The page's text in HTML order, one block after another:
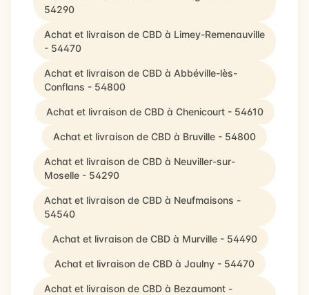
54290
Achat et livraison de CBD à Limey-Remenauville
- 54470
Achat et livraison de CBD à Abbéville-lès-
Conflans - 54800
Achat et livraison de CBD à Chenicourt - 54610
Achat et livraison de CBD à Bruville - 54800
Achat et livraison de CBD à Neuviller-sur-
Moselle - 54290
Achat et livraison de CBD à Neufmaisons -
54540
Achat et livraison de CBD à Murville - 54490
Achat et livraison de CBD à Jaulny - 54470
Achat et livraison de CBD à Bezaumont -